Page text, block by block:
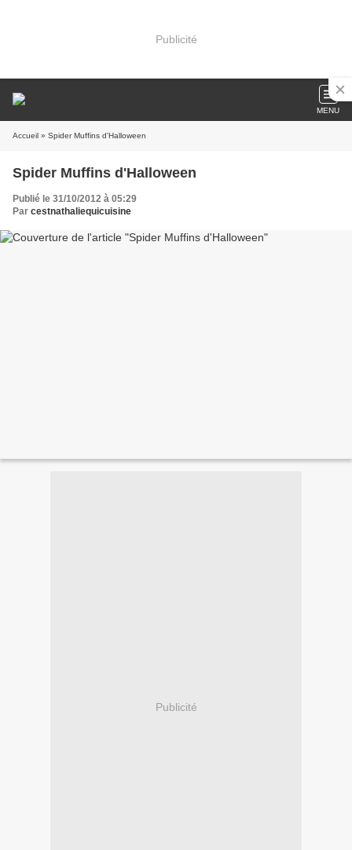
Publicité
MENU
Accueil » Spider Muffins d'Halloween
Spider Muffins d'Halloween
Publié le 31/10/2012 à 05:29
Par cestnathaliequicuisine
Publicité